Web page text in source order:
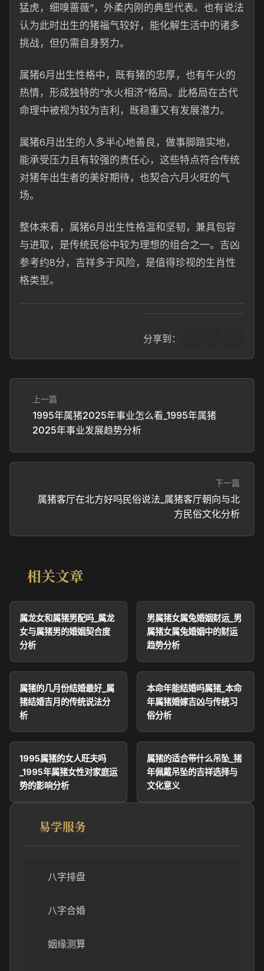
猛虎，细嗅蔷薇”，外柔内刚的典型代表。也有说法
认为此时出生的猪福气较好，能化解生活中的诸多
挑战，但仍需自身努力。
属猪6月出生性格中，既有猪的忠厚，也有午火的
热情，形成独特的“水火相济”格局。此格局在古代
命理中被视为较为吉利，既稳重又有发展潜力。
属猪6月出生的人多半心地善良，做事脚踏实地，
能承受压力且有较强的责任心，这些特点符合传统
对猪年出生者的美好期待，也契合六月火旺的气
场。
整体来看，属猪6月出生性格温和坚韧，兼具包容
与进取，是传统民俗中较为理想的组合之一。吉凶
参考约8分，吉祥多于风险，是值得珍视的生肖性
格类型。
分享到：
上一篇
1995年属猪2025年事业怎么看_1995年属猪
2025年事业发展趋势分析
下一篇
属猪客厅在北方好吗民俗说法_属猪客厅朝向与北
方民俗文化分析
相关文章
属龙女和属猪男配吗_属龙
女与属猪男的婚姻契合度
分析
男属猪女属兔婚姻财运_男
属猪女属兔婚姻中的财运
趋势分析
属猪的几月份结婚最好_属
猪结婚吉月的传统说法分
析
本命年能结婚吗属猪_本命
年属猪婚嫁吉凶与传统习
俗分析
1995属猪的女人旺夫吗
_1995年属猪女性对家庭运
势的影响分析
属猪的适合带什么吊坠_猪
年佩戴吊坠的吉祥选择与
文化意义
易学服务
八字排盘
八字合婚
姻缘测算